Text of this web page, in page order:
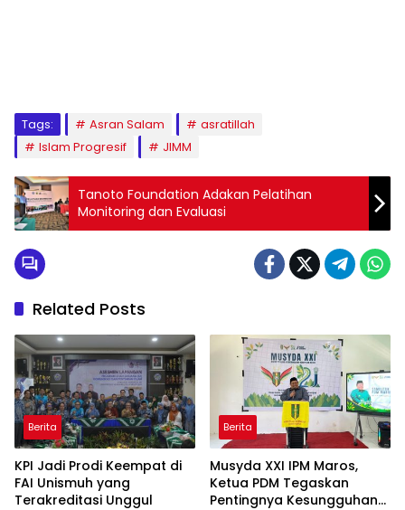
Tags: Asran Salam
asratillah
Islam Progresif
JIMM
Tanoto Foundation Adakan Pelatihan
Monitoring dan Evaluasi
Related Posts
Berita
KPI Jadi Prodi Keempat di
FAI Unismuh yang
Terakreditasi Unggul
Berita
Musyda XXI IPM Maros,
Ketua PDM Tegaskan
Pentingnya Kesungguhan